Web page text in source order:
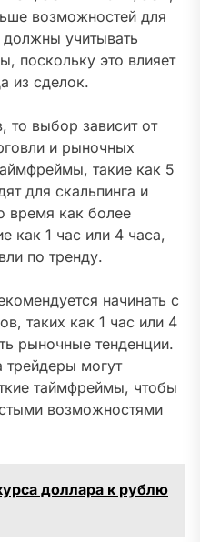
возможностей для
учитывать
поскольку это влияет
из сделок.
то выбор зависит от
и рыночных
такие как 5
для скальпинга и
время как более
как 1 час или 4 часа,
по тренду.
начинать с
таких как 1 час или 4
рыночные тенденции.
трейдеры могут
таймфреймы, чтобы
возможностями
доллара к рублю